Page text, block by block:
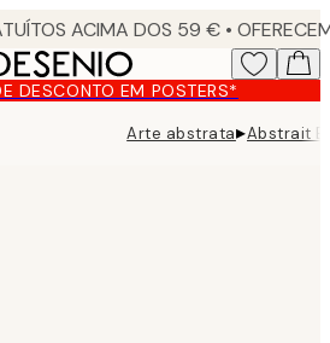
DESCONTO EM POSTERS*
Arte abstrata▸Abstrait